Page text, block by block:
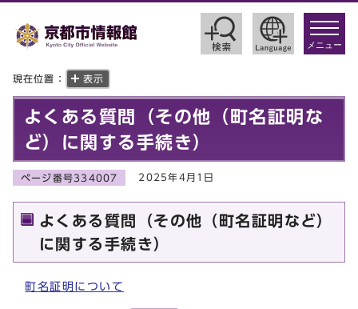
toggle
メニュー
現在位置： 表示
よくある質問（その他（町名証明な
ど）に関する手続き）
ページ番号334007 2025年4月1日
よくある質問（その他（町名証明など）
に関する手続き）
町名証明について